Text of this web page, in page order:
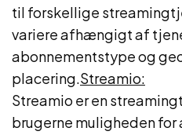
til forskellige
variere afhængigt af
abonnementstype og
placering.Streamio:
Streamio er en
brugerne muligheden for